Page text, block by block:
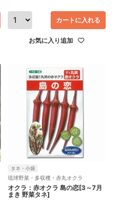
カートに入れる
お気に入り追加
タネ・小袋
琉球野菜・多収穫・赤丸オクラ
オクラ：赤オクラ 島の恋[3～7月
まき 野菜タネ]